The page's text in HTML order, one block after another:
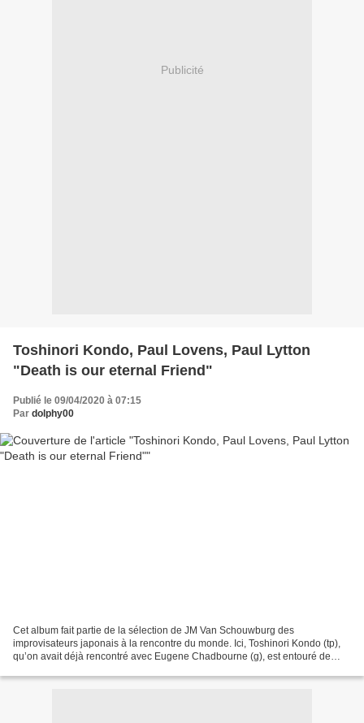
Publicité
Toshinori Kondo, Paul Lovens, Paul Lytton
"Death is our eternal Friend"
Publié le 09/04/2020 à 07:15
Par dolphy00
Cet album fait partie de la sélection de JM Van Schouwburg des
improvisateurs japonais à la rencontre du monde. Ici, Toshinori Kondo (tp),
qu’on avait déjà rencontré avec Eugene Chadbourne (g), est entouré de